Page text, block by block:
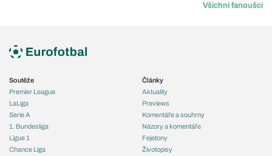
Všichni fanoušci
Soutěže
Premier League
LaLiga
Serie A
1. Bundesliga
Ligue 1
Chance Liga
Články
Aktuality
Previews
Komentáře a souhrny
Názory a komentáře
Fejetony
Životopisy